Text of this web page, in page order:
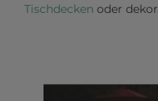
Tischdecken oder